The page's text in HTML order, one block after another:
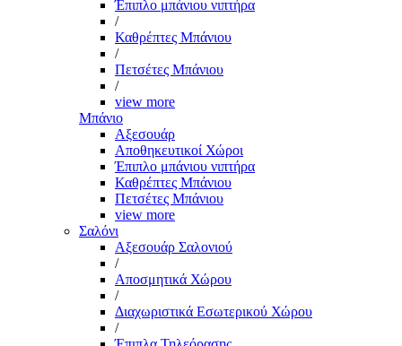
Έπιπλο μπάνιου νιπτήρα
/
Καθρέπτες Μπάνιου
/
Πετσέτες Μπάνιου
/
view more
Μπάνιο
Αξεσουάρ
Αποθηκευτικοί Χώροι
Έπιπλο μπάνιου νιπτήρα
Καθρέπτες Μπάνιου
Πετσέτες Μπάνιου
view more
Σαλόνι
Αξεσουάρ Σαλονιού
/
Αποσμητικά Χώρου
/
Διαχωριστικά Εσωτερικού Χώρου
/